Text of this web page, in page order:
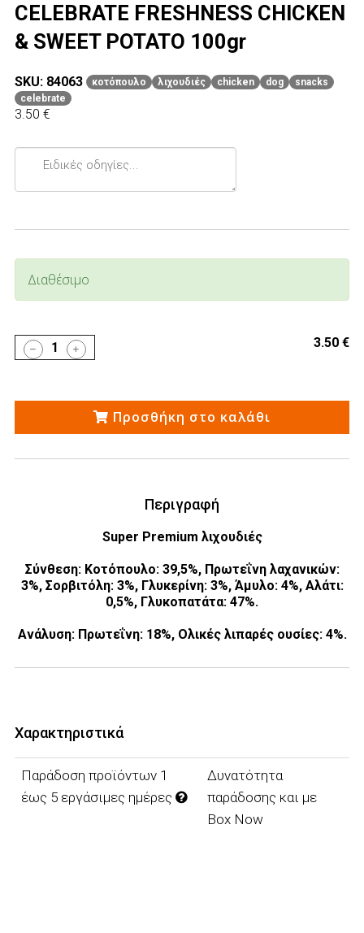
CELEBRATE FRESHNESS CHICKEN
& SWEET POTATO 100gr
SKU: 84063 κοτόπουλο λιχουδιές chicken dog
snacks
celebrate
3.50 €
Ειδικές
οδηγίες...
Διαθέσιμο
1 3.50 €
Προσθήκη στο καλάθι
Περιγραφή
Super Premium λιχουδιές
Σύνθεση: Κοτόπουλο: 39,5%, Πρωτεΐνη λαχανικών:
3%, Σορβιτόλη: 3%, Γλυκερίνη: 3%, Άμυλο: 4%, Αλάτι:
0,5%, Γλυκοπατάτα: 47%.
Ανάλυση: Πρωτεΐνη: 18%, Ολικές λιπαρές ουσίες: 4%.
Χαρακτηριστικά
Παράδοση προϊόντων 1
έως 5 εργάσιμες ημέρες
Δυνατότητα
παράδοσης και με
Box Now